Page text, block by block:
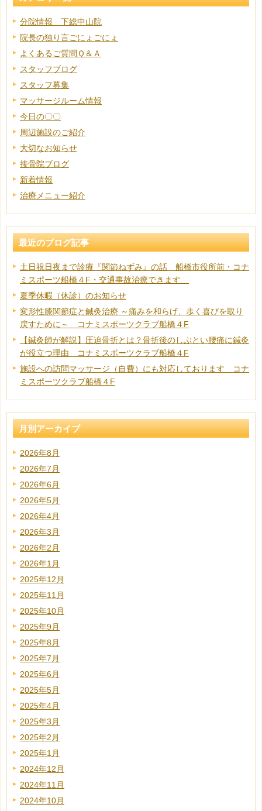
分院情報 下総中山院
院長の独り言ごにょごにょ
よくあるご質問Ｑ＆Ａ
スタッフブログ
スタッフ募集
マッサージルーム情報
今日の〇〇
周辺施設のご紹介
大切なお知らせ
接骨院ブログ
新着情報
治療メニュー紹介
最近のブログ記事
土日祝日夜まで診療『関節ねずみ』の話 船橋市役所前・コナ
ミスポーツ船橋４F・交通事故治療できます
夏季休暇（休診）のお知らせ
変形性膝関節症と鍼灸治療 ～痛みを和らげ、歩く喜びを取り
戻すために～ コナミスポーツクラブ船橋４F
【鍼灸師が解説】圧迫骨折とは？骨折後のしぶとい腰痛に鍼灸
が役立つ理由 コナミスポーツクラブ船橋４F
施設への訪問マッサージ（自費）にも対応しております コナ
ミスポーツクラブ船橋４F
月別アーカイブ
2026年8月
2026年7月
2026年6月
2026年5月
2026年4月
2026年3月
2026年2月
2026年1月
2025年12月
2025年11月
2025年10月
2025年9月
2025年8月
2025年7月
2025年6月
2025年5月
2025年4月
2025年3月
2025年2月
2025年1月
2024年12月
2024年11月
2024年10月